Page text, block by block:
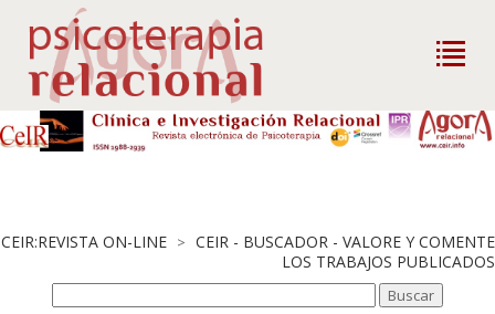
CEIR:REVISTA ON-LINE > CEIR - BUSCADOR - VALORE Y COMENTE
LOS TRABAJOS PUBLICADOS